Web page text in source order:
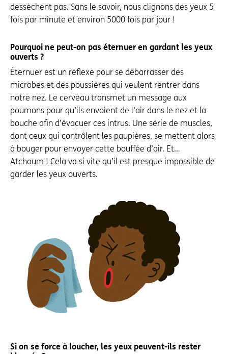
dessèchent pas. Sans le savoir, nous clignons des yeux 5
fois par minute et environ 5000 fois par jour !
Pourquoi ne peut-on pas éternuer en gardant les yeux
ouverts ?
Éternuer est un réflexe pour se débarrasser des
microbes et des poussières qui veulent rentrer dans
notre nez. Le cerveau transmet un message aux
poumons pour qu’ils envoient de l’air dans le nez et la
bouche afin d’évacuer ces intrus. Une série de muscles,
dont ceux qui contrôlent les paupières, se mettent alors
à bouger pour envoyer cette bouffée d’air. Et…
Atchoum ! Cela va si vite qu’il est presque impossible de
garder les yeux ouverts.
Si on se force à loucher, les yeux peuvent-ils rester